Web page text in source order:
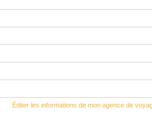
Éditer les informations de mon agence de